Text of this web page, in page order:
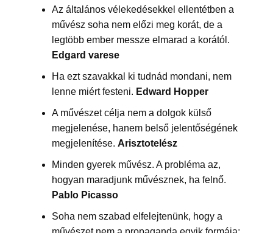
Az általános vélekedésekkel ellentétben a
művész soha nem előzi meg korát, de a
legtöbb ember messze elmarad a korától.
Edgard varese
Ha ezt szavakkal ki tudnád mondani, nem
lenne miért festeni. Edward Hopper
A művészet célja nem a dolgok külső
megjelenése, hanem belső jelentőségének
megjelenítése. Arisztotelész
Minden gyerek művész. A probléma az,
hogyan maradjunk művésznek, ha felnő.
Pablo Picasso
Soha nem szabad elfelejtenünk, hogy a